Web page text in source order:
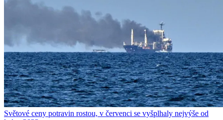
Světové ceny potravin rostou, v červenci se vyšplhaly nejvýše od